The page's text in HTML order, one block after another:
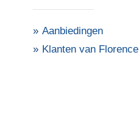
Aanbiedingen
Klanten van Florence